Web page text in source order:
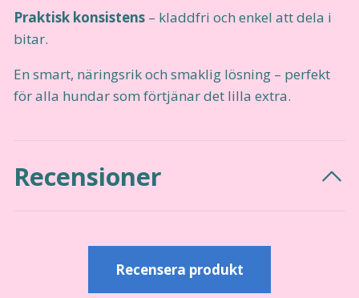
Praktisk konsistens – kladdfri och enkel att dela i
bitar.
En smart, näringsrik och smaklig lösning – perfekt
för alla hundar som förtjänar det lilla extra.
Recensioner
Recensera produkt